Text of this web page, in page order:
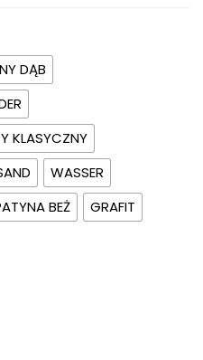
DĄB
KLASYCZNY
WASSER
BEŻ
GRAFIT